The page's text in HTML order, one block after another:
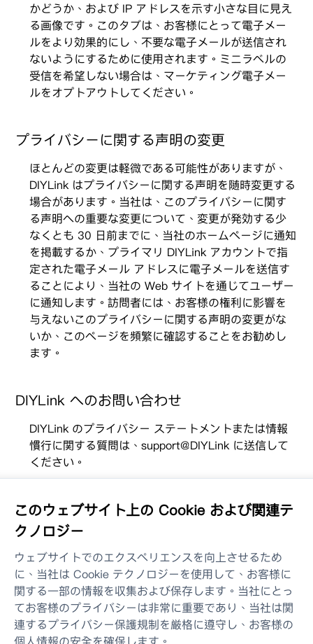
かどうか、および IP アドレスを示す小さな目に見え
る画像です。このタブは、お客様にとって電子メー
ルをより効果的にし、不要な電子メールが送信され
ないようにするために使用されます。ミニラベルの
受信を希望しない場合は、マーケティング電子メー
ルをオプトアウトしてください。
プライバシーに関する声明の変更
ほとんどの変更は軽微である可能性がありますが、
DIYLink はプライバシーに関する声明を随時変更する
場合があります。当社は、このプライバシーに関す
る声明への重要な変更について、変更が発効する少
なくとも 30 日前までに、当社のホームページに通知
を掲載するか、プライマリ DIYLink アカウントで指
定された電子メール アドレスに電子メールを送信す
ることにより、当社の Web サイトを通じてユーザー
に通知します。訪問者には、お客様の権利に影響を
与えないこのプライバシーに関する声明の変更がな
いか、このページを頻繁に確認することをお勧めし
ます。
DIYLink へのお問い合わせ
DIYLink のプライバシー ステートメントまたは情報
慣行に関する質問は、support@DIYLink に送信して
ください。
解決
お問い合わせ
このウェブサイト上の Cookie および関連テ
クノロジー
ウェブサイトでのエクスペリエンスを向上させるため
に、当社は Cookie テクノロジーを使用して、お客様に
関する一部の情報を収集および保存します。当社にとっ
てお客様のプライバシーは非常に重要であり、当社は関
連するプライバシー保護規制を厳格に遵守し、お客様の